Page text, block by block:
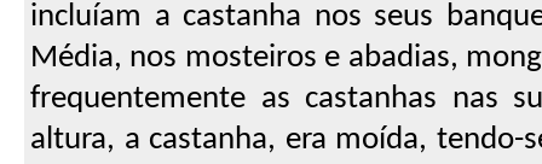
incluíam a castanha nos seus
Média, nos mosteiros e abadias,
frequentemente as castanhas nas
altura, a castanha, era moída, tendo-